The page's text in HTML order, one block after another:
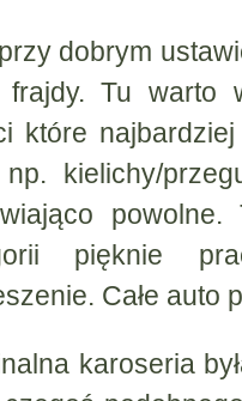
dobrym
frajdy. Tu warto
które
kielichy/
pięknie
Całe auto
karoseria